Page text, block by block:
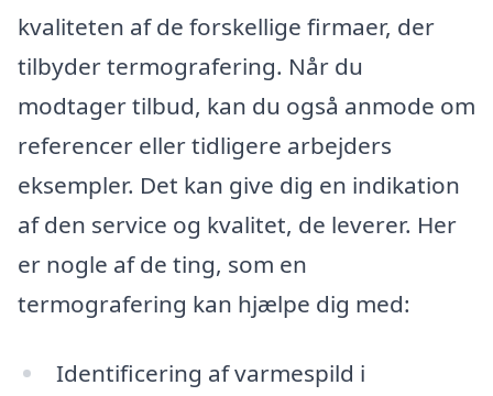
kvaliteten af de forskellige firmaer, der
tilbyder termografering. Når du
modtager tilbud, kan du også anmode om
referencer eller tidligere arbejders
eksempler. Det kan give dig en indikation
af den service og kvalitet, de leverer. Her
er nogle af de ting, som en
termografering kan hjælpe dig med:
Identificering af varmespild i